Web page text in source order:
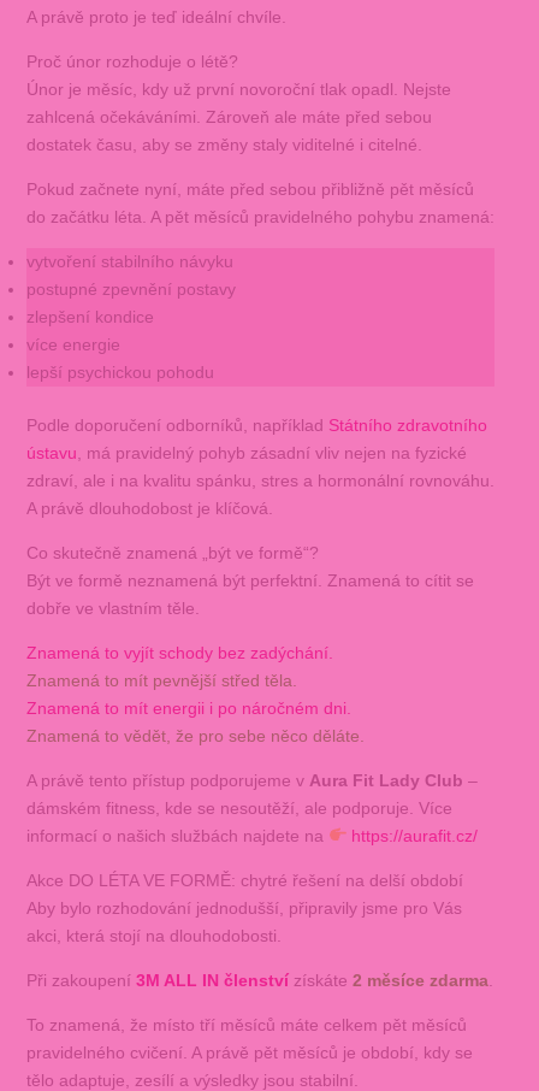
A právě proto je teď ideální chvíle.
Proč únor rozhoduje o létě?
Únor je měsíc, kdy už první novoroční tlak opadl. Nejste
zahlcená očekáváními. Zároveň ale máte před sebou
dostatek času, aby se změny staly viditelné i citelné.
Pokud začnete nyní, máte před sebou přibližně pět měsíců
do začátku léta. A pět měsíců pravidelného pohybu znamená:
vytvoření stabilního návyku
postupné zpevnění postavy
zlepšení kondice
více energie
lepší psychickou pohodu
Podle doporučení odborníků, například Státního zdravotního
ústavu , má pravidelný pohyb zásadní vliv nejen na fyzické
zdraví, ale i na kvalitu spánku, stres a hormonální rovnováhu.
A právě dlouhodobost je klíčová.
Co skutečně znamená „být ve formě“?
Být ve formě neznamená být perfektní. Znamená to cítit se
dobře ve vlastním těle.
Znamená to vyjít schody bez zadýchání.
Znamená to mít pevnější střed těla.
Znamená to mít energii i po náročném dni.
Znamená to vědět, že pro sebe něco děláte.
A právě tento přístup podporujeme v Aura Fit Lady Club –
dámském fitness, kde se nesoutěží, ale podporuje. Více
informací o našich službách najdete na
https://aurafit.cz/
Akce DO LÉTA VE FORMĚ: chytré řešení na delší období
Aby bylo rozhodování jednodušší, připravily jsme pro Vás
akci, která stojí na dlouhodobosti.
Při zakoupení 3M ALL IN členstvízískáte 2 měsíce zdarma
To znamená, že místo tří měsíců máte celkem pět měsíců
pravidelného cvičení. A právě pět měsíců je období, kdy se
tělo adaptuje, zesílí a výsledky jsou stabilní.